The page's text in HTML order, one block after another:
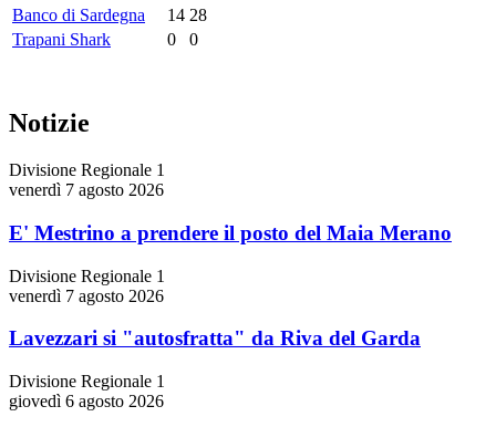
Banco di Sardegna
14 28
Trapani Shark
0 0
Notizie
Divisione Regionale 1
venerdì 7 agosto 2026
E' Mestrino a prendere il posto del Maia Merano
Divisione Regionale 1
venerdì 7 agosto 2026
Lavezzari si "autosfratta" da Riva del Garda
Divisione Regionale 1
giovedì 6 agosto 2026